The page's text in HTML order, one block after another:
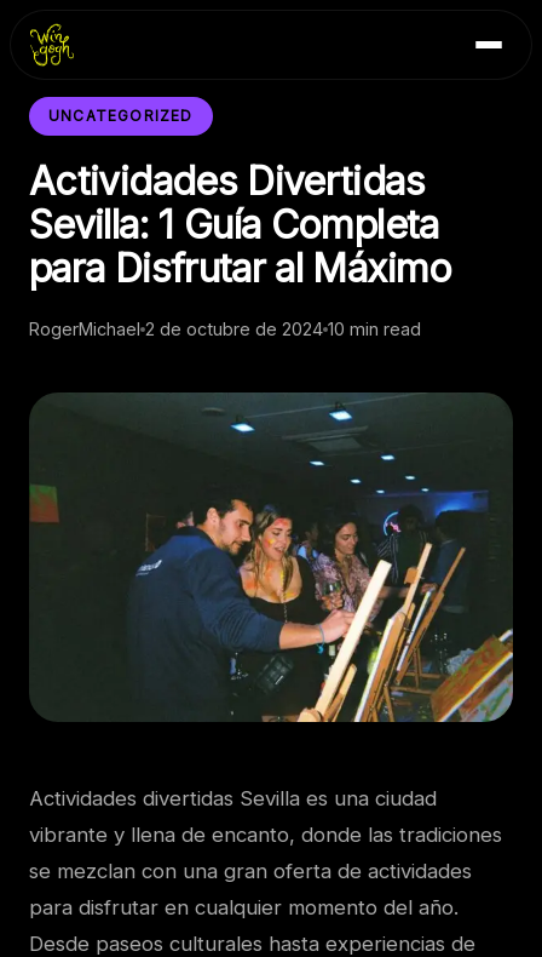
Inicio
Blog
Contacto
UNCATEGORIZED
Actividades Divertidas
Sevilla: 1 Guía Completa
para Disfrutar al Máximo
RogerMichael 2 de octubre de 2024 10 min read
Actividades divertidas Sevilla es una ciudad
vibrante y llena de encanto, donde las tradiciones
se mezclan con una gran oferta de actividades
para disfrutar en cualquier momento del año.
Desde paseos culturales hasta experiencias de